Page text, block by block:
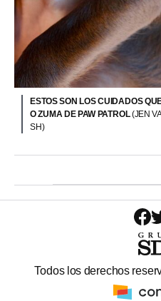
ESTOS SON LOS CUIDADOS
O ZUMA DE PAW PATROL(JEN
SH)
Todos los derechos